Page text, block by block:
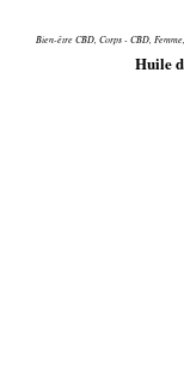
Bien-être CBD Corps - CBD Femme
Huile